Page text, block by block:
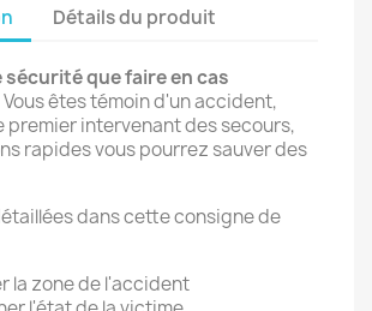
Détails du produit
sécurité que faire en cas
Vous êtes témoin d'un accident,
premier intervenant des secours,
rapides vous pourrez sauver des
dans cette consigne de
la zone de l'accident